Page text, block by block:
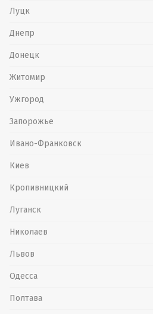
Луцк
Днепр
Донецк
Житомир
Ужгород
Запорожье
Ивано-Франковск
Киев
Кропивницкий
Луганск
Николаев
Львов
Одесса
Полтава